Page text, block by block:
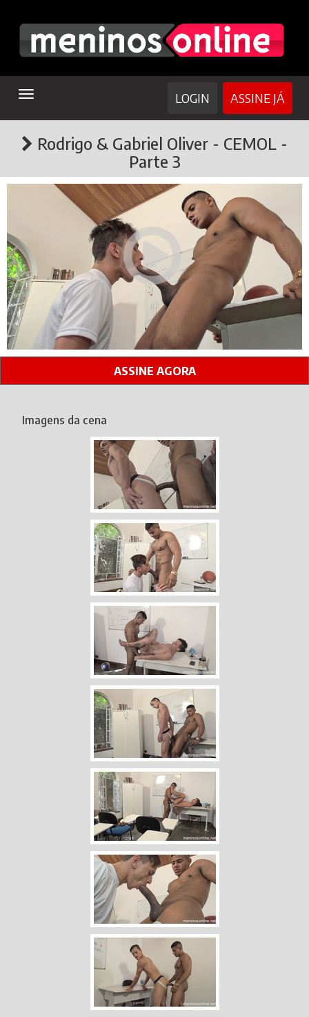
TOGGLE
ASSINE JÁ
LOGIN
Rodrigo & Gabriel Oliver - CEMOL -
Parte 3
ASSINE AGORA
Imagens da cena